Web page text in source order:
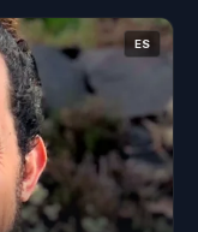
ES